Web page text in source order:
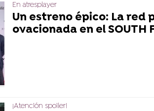
En atresplayer
Un estreno épico: La red
ovacionada en el SOUTH
¡Atención spoiler!